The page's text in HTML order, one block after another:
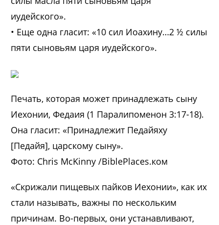
иудейского».
• Еще одна гласит: «10 сил Иоахину…2 ½ силы
пяти сыновьям царя иудейского».
Печать, которая может принадлежать сыну
Иехонии, Федаия (1 Паралипоменон 3:17-18).
Она гласит: «Принадлежит Педайяху
[Педайя], царскому сыну».
Фото: Chris McKinny /BiblePlaces.ком
«Скрижали пищевых пайков Иехонии», как их
стали называть, важны по нескольким
причинам. Во-первых, они устанавливают,